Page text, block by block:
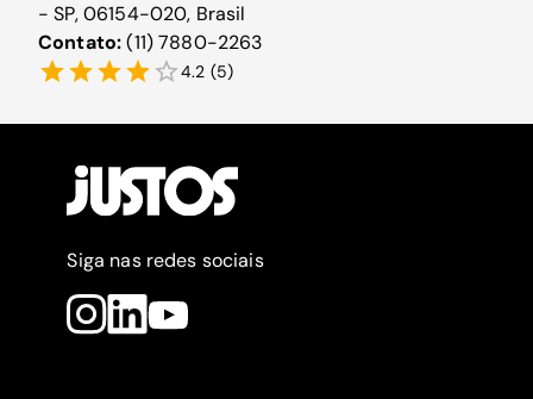
- SP, 06154-020, Brasil
Contato:(11) 7880-2263
4.2 (5)
Siga nas redes sociais